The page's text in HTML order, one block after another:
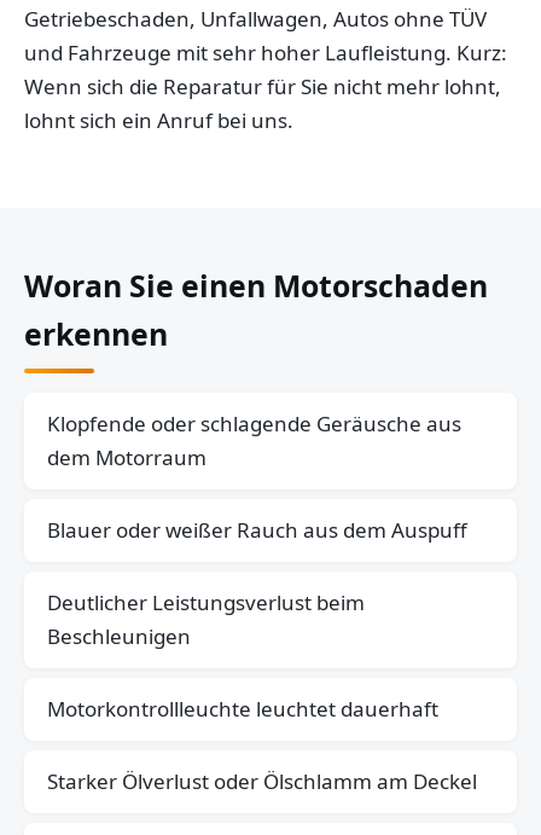
Getriebeschaden, Unfallwagen, Autos ohne TÜV
und Fahrzeuge mit sehr hoher Laufleistung. Kurz:
Wenn sich die Reparatur für Sie nicht mehr lohnt,
lohnt sich ein Anruf bei uns.
Woran Sie einen Motorschaden
erkennen
Klopfende oder schlagende Geräusche aus
dem Motorraum
Blauer oder weißer Rauch aus dem Auspuff
Deutlicher Leistungsverlust beim
Beschleunigen
Motorkontrollleuchte leuchtet dauerhaft
Starker Ölverlust oder Ölschlamm am Deckel